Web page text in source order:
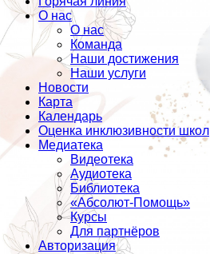
О нас
О нас
Команда
Наши достижения
Наши услуги
Новости
Карта
Календарь
Оценка инклюзивности школ
Медиатека
Видеотека
Аудиотека
Библиотека
«Абсолют-Помощь»
Курсы
Для партнёров
Авторизация